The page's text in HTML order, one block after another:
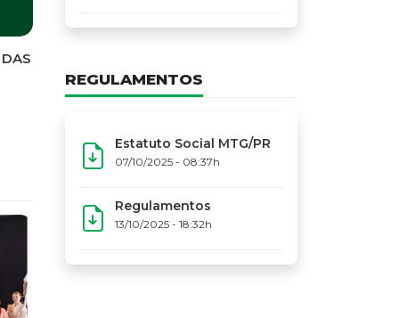
REGULAMENTOS
Estatuto Social MTG/PR
07/10/2025 - 08:37h
Regulamentos
13/10/2025 - 18:32h